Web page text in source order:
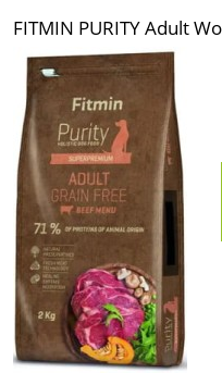
FITMIN PURITY Adult